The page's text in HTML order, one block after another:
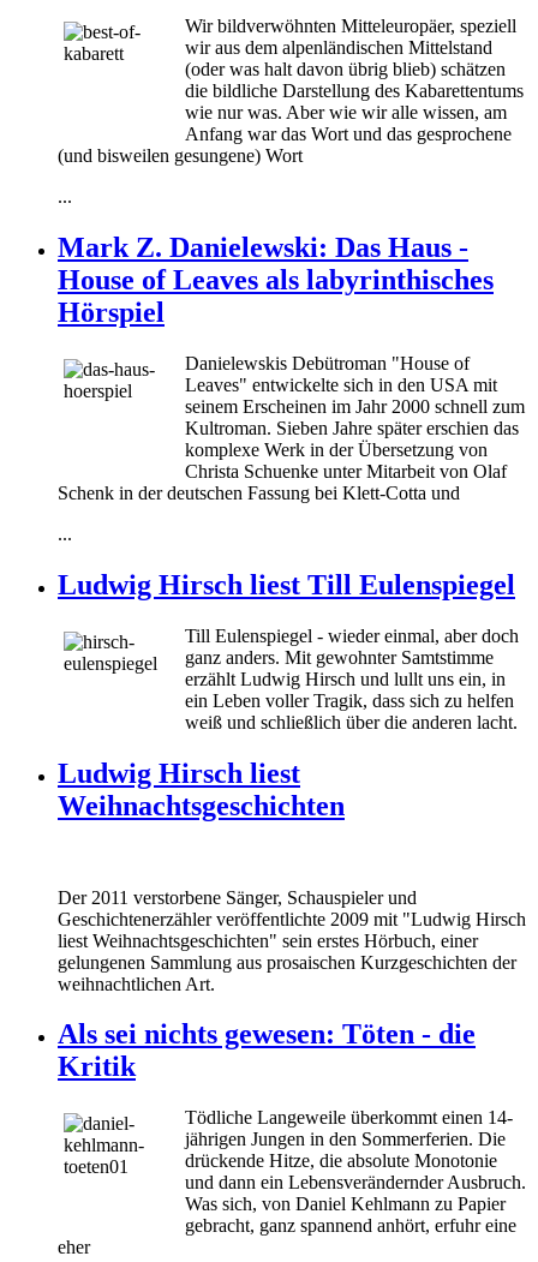
Wir bildverwöhnten Mitteleuropäer, speziell
wir aus dem alpenländischen Mittelstand
(oder was halt davon übrig blieb) schätzen
die bildliche Darstellung des Kabarettentums
wie nur was. Aber wie wir alle wissen, am
Anfang war das Wort und das gesprochene
(und bisweilen gesungene) Wort
...
Mark Z. Danielewski: Das Haus -
House of Leaves als labyrinthisches
Hörspiel
Danielewskis Debütroman "House of
Leaves" entwickelte sich in den USA mit
seinem Erscheinen im Jahr 2000 schnell zum
Kultroman. Sieben Jahre später erschien das
komplexe Werk in der Übersetzung von
Christa Schuenke unter Mitarbeit von Olaf
Schenk in der deutschen Fassung bei Klett-Cotta und
...
Ludwig Hirsch liest Till Eulenspiegel
Till Eulenspiegel - wieder einmal, aber doch
ganz anders. Mit gewohnter Samtstimme
erzählt Ludwig Hirsch und lullt uns ein, in
ein Leben voller Tragik, dass sich zu helfen
weiß und schließlich über die anderen lacht.
Ludwig Hirsch liest
Weihnachtsgeschichten
Der 2011 verstorbene Sänger, Schauspieler und
Geschichtenerzähler veröffentlichte 2009 mit "Ludwig Hirsch
liest Weihnachtsgeschichten" sein erstes Hörbuch, einer
gelungenen Sammlung aus prosaischen Kurzgeschichten der
weihnachtlichen Art.
Als sei nichts gewesen: Töten - die
Kritik
Tödliche Langeweile überkommt einen 14-
jährigen Jungen in den Sommerferien. Die
drückende Hitze, die absolute Monotonie
und dann ein Lebensverändernder Ausbruch.
Was sich, von Daniel Kehlmann zu Papier
gebracht, ganz spannend anhört, erfuhr eine
eher